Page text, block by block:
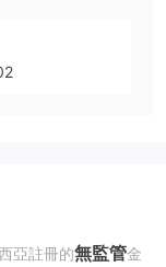
亞註冊的無監管金